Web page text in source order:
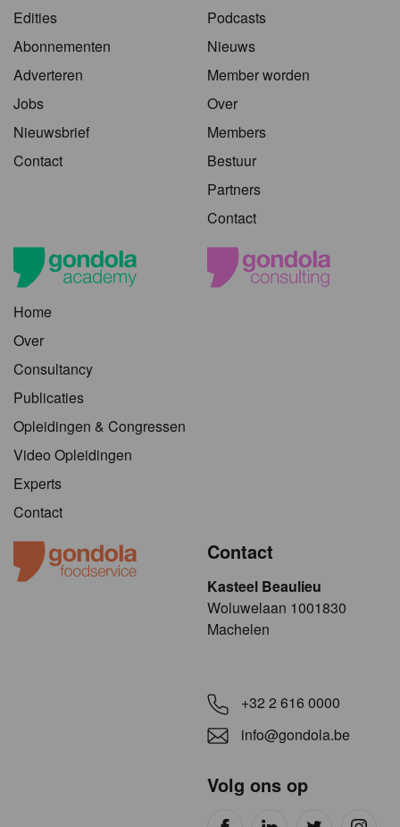
Edities
Abonnementen
Adverteren
Jobs
Nieuwsbrief
Contact
Podcasts
Nieuws
Member worden
Over
Members
Bestuur
Partners
Contact
Home
Over
Consultancy
Publicaties
Opleidingen & Congressen
Video Opleidingen
Experts
Contact
Contact
Kasteel Beaulieu
​​​Woluwelaan 1001830
Machelen
+32 2 616 0000
info@gondola.be
Volg ons op